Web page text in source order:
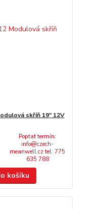
skříň 19" 12V
Poptat termín:
info@czech-
meanwell.cz tel: 775
635 788
košíku